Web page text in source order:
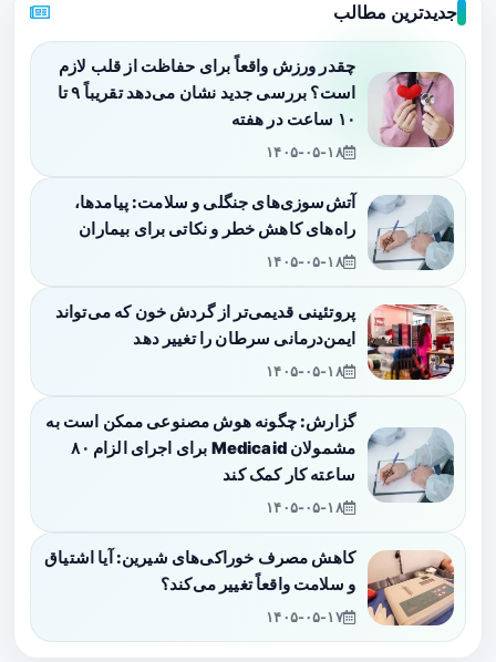
جدیدترین مطالب
چقدر ورزش واقعاً برای حفاظت از قلب لازم
است؟ بررسی جدید نشان می‌دهد تقریباً ۹ تا
۱۰ ساعت در هفته
۱۴۰۵-۰۵-۱۸
آتش‌سوزی‌های جنگلی و سلامت: پیامدها،
راه‌های کاهش خطر و نکاتی برای بیماران
۱۴۰۵-۰۵-۱۸
پروتئینی قدیمی‌تر از گردش خون که می‌تواند
ایمن‌درمانی سرطان را تغییر دهد
۱۴۰۵-۰۵-۱۸
گزارش: چگونه هوش مصنوعی ممکن است به
مشمولان Medicaid برای اجرای الزام ۸۰
ساعته کار کمک کند
۱۴۰۵-۰۵-۱۸
کاهش مصرف خوراکی‌های شیرین: آیا اشتیاق
و سلامت واقعاً تغییر می‌کند؟
۱۴۰۵-۰۵-۱۷